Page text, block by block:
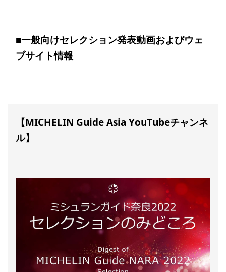
■一般向けセレクション発表動画およびウェ
ブサイト情報
【MICHELIN Guide Asia YouTubeチャンネ
ル】